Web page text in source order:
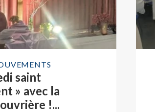
saint
» avec la
!...